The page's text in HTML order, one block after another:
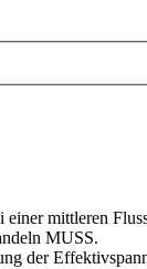
mittleren
MUSS.
der